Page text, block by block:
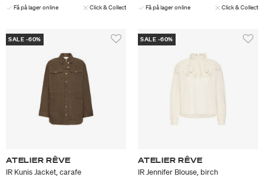
Få på lager online Click & Collect Få på lager online Click & Collect
SALE -60%
ATELIER RÊVE
IR Kunis Jacket, carafe
SALE -60%
ATELIER RÊVE
IR Jennifer Blouse, birch